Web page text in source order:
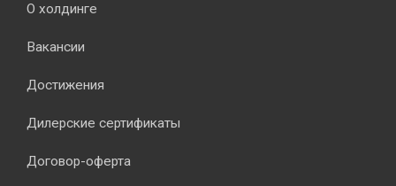
О холдинге
Вакансии
Достижения
Дилерские сертификаты
Договор-оферта